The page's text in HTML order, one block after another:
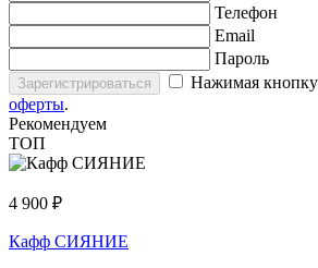
Телефон
Email
Пароль
Зарегистрироваться Нажимая кнопку
оферты.
Рекомендуем
ТОП
4 900 ₽
Кафф СИЯНИЕ